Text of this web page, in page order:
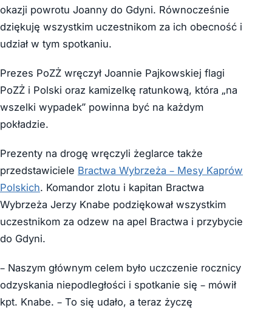
okazji powrotu Joanny do Gdyni. Równocześnie
dziękuję wszystkim uczestnikom za ich obecność i
udział w tym spotkaniu.
Prezes PoZŻ wręczył Joannie Pajkowskiej flagi
PoZŻ i Polski oraz kamizelkę ratunkową, która „na
wszelki wypadek” powinna być na każdym
pokładzie.
Prezenty na drogę wręczyli żeglarce także
przedstawiciele Bractwa Wybrzeża – Mesy Kaprów
Polskich. Komandor zlotu i kapitan Bractwa
Wybrzeża Jerzy Knabe podziękował wszystkim
uczestnikom za odzew na apel Bractwa i przybycie
do Gdyni.
– Naszym głównym celem było uczczenie rocznicy
odzyskania niepodległości i spotkanie się – mówił
kpt. Knabe. – To się udało, a teraz życzę